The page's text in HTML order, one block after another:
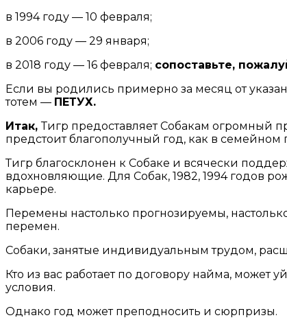
в 1994 году — 10 февраля;
в 2006 году — 29 января;
в 2018 году — 16 февраля; сопоставьте,
Если вы родились примерно за месяц от
тотем — ПЕТУХ.
Итак,Тигр предоставляет Собакам огромный
предстоит благополучный год, как в семейном
Тигр благосклонен к Собаке и всячески
вдохновляющие. Для Собак, 1982, 1994 годов
карьере.
Перемены настолько прогнозируемы,
перемен.
Собаки, занятые индивидуальным трудом,
Кто из вас работает по договору найма, может
условия.
Однако год может преподносить и сюрпризы.